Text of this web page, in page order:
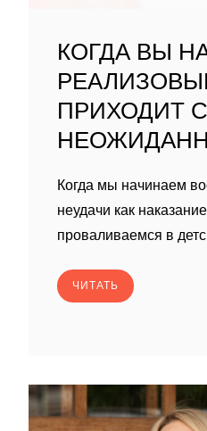
КОГДА ВЫ
ПРИХОДИТ
Когда мы начинаем
неудачи как
проваливаемся в
ЧИТАТЬ